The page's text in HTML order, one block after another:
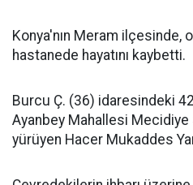
Konya'nın Meram ilçesinde,
hastanede hayatını kaybetti.
Burcu Ç. (36) idaresindeki
Ayanbey Mahallesi Mecidiye
yürüyen Hacer Mukaddes